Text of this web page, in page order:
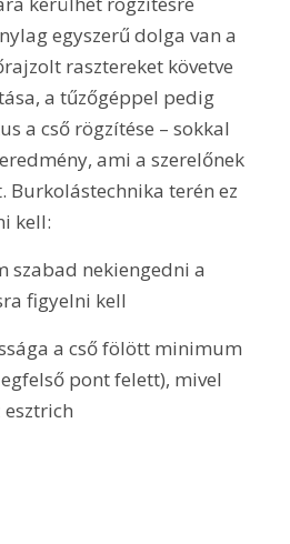
egyszerű dolga van a
rasztereket követve
a tűzőgéppel pedig
a cső rögzítése – sokkal
ami a szerelőnek
Burkolástechnika terén ez
kell:
szabad nekiengedni a
figyelni kell
a cső fölött minimum
pont felett), mivel
esztrich